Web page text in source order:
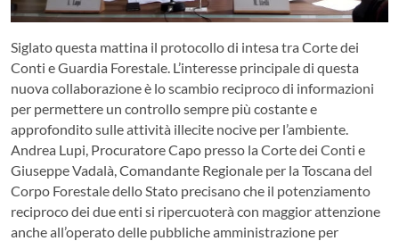
Siglato questa mattina il protocollo di intesa tra Corte dei
Conti e Guardia Forestale. L’interesse principale di questa
nuova collaborazione è lo scambio reciproco di informazioni
per permettere un controllo sempre più costante e
approfondito sulle attività illecite nocive per l’ambiente.
Andrea Lupi, Procuratore Capo presso la Corte dei Conti e
Giuseppe Vadalà, Comandante Regionale per la Toscana del
Corpo Forestale dello Stato precisano che il potenziamento
reciproco dei due enti si ripercuoterà con maggior attenzione
anche all’operato delle pubbliche amministrazione per